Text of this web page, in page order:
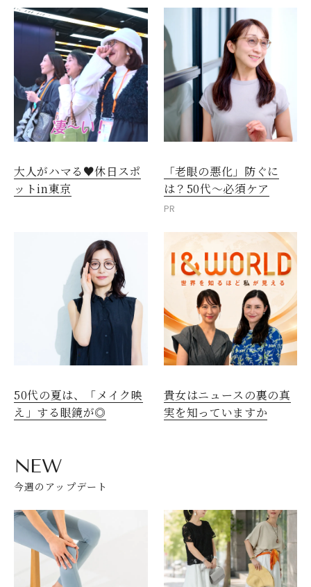
大人がハマる♥休日スポ
ットin東京
「老眼の悪化」防ぐに
は？50代～必須ケア
PR
50代の夏は、「メイク映
え」する眼鏡が◎
貴女はニュースの裏の真
実を知っていますか
NEW
今週のアップデート